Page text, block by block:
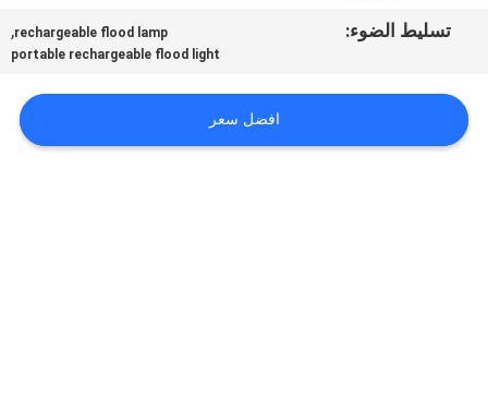
خريطة
تسليط الضوء: rechargeable flood lamp
,
portable rechargeable flood light
افضل سعر